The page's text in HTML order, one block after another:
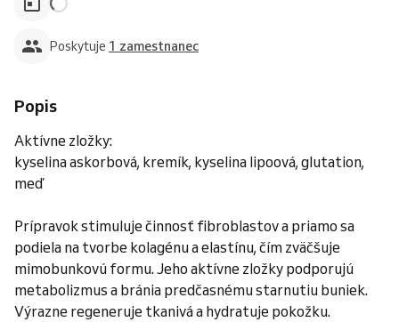
Poskytuje 1 zamestnanec
Popis
Aktívne zložky:
kyselina askorbová, kremík, kyselina lipoová, glutation,
meď
Prípravok stimuluje činnosť fibroblastov a priamo sa
podiela na tvorbe kolagénu a elastínu, čím zväčšuje
mimobunkovú formu. Jeho aktívne zložky podporujú
metabolizmus a bránia predčasnému starnutiu buniek.
Výrazne regeneruje tkanivá a hydratuje pokožku.